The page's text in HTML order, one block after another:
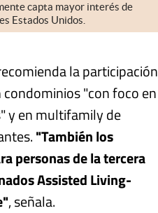
capta mayor interés de
Estados Unidos.
la participación
"con foco en
y en multifamily de
"También los
personas de la tercera
Assisted Living-
, señala.